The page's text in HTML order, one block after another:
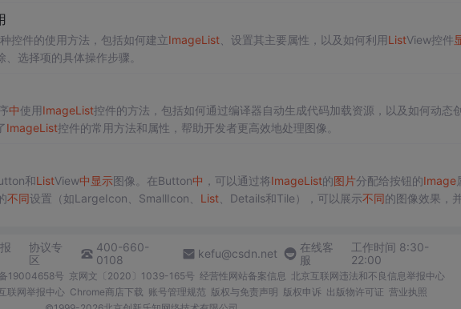
控件的使用方法，包括如何建立ImageList、设置其主要属性，以及如何利用ListView控件
选择项的具体操作步骤。
中使用ImageList控件的方法，包括如何通过编译器自动生成代码加载资源，以及如何动态
ImageList控件的常用方法和属性，帮助开发者更高效地处理图像。
和ListView中 显示图像。在Button中 ，可以通过将ImageList的图片分配给按钮的Image
不同设置（如LargeIcon、SmallIcon、 List、Details和Tile），可以展示不同的图像效果，
协议专
区
400-660-
0108
kefu@csdn.net
在线客
服
工作时间 8:30-
22:00
19004658号 京网文〔2020〕1039-165号 经营性网站备案信息 北京互联网违法和不良信息举报中心
联网举报中心 Chrome商店下载 账号管理规范 版权与免责声明 版权申诉 出版物许可证 营业执照